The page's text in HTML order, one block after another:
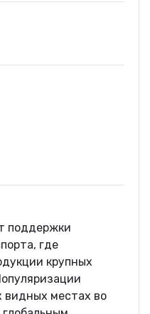
поддержки
где
крупных
видных местах во